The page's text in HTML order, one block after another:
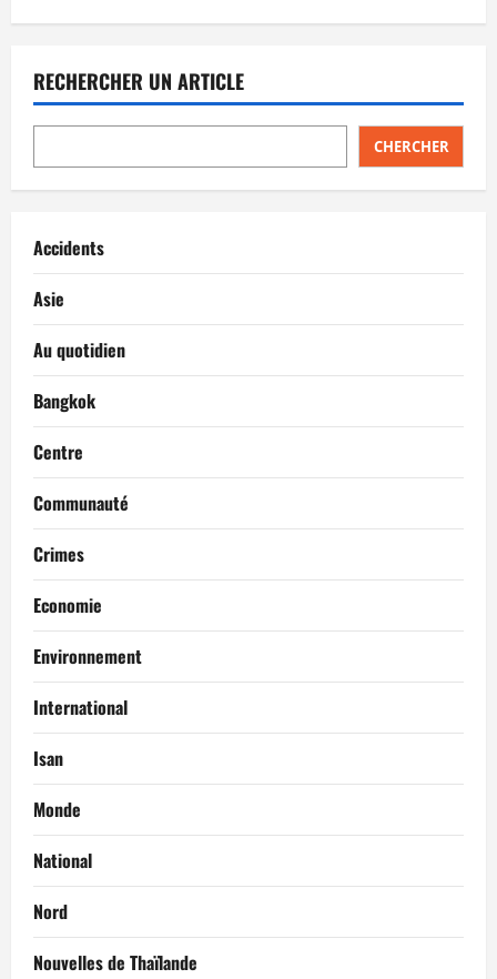
RECHERCHER UN ARTICLE
CHERCHER
Accidents
Asie
Au quotidien
Bangkok
Centre
Communauté
Crimes
Economie
Environnement
International
Isan
Monde
National
Nord
Nouvelles de Thaïlande